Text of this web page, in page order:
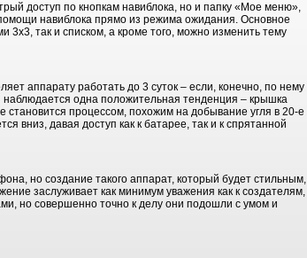
доступ по кнопкам навиблока, но и папку «Мое меню»,
навиблока прямо из режима ожидания. Основное
3х3, так и списком, а кроме того, можно изменить тему
аппарату работать до 3 суток – если, конечно, по нему
одна положительная тенденция – крышка
становится процессом, похожим на добывание угля в 20-е
вниз, давая доступ как к батарее, так и к спрятанной
но создание такого аппарат, который будет стильным,
заслуживает как минимум уважения как к создателям,
но совершенно точно к делу они подошли с умом и